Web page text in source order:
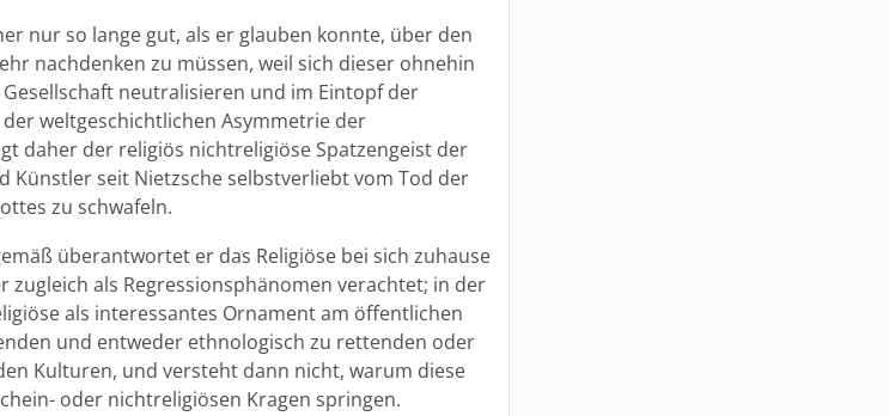
nur so lange gut, als er glauben konnte, über den
nachdenken zu müssen, weil sich dieser ohnehin
neutralisieren und im Eintopf der
weltgeschichtlichen Asymmetrie der
daher der religiös nichtreligiöse Spatzengeist der
Künstler seit Nietzsche selbstverliebt vom Tod der
zu schwafeln.
überantwortet er das Religiöse bei sich zuhause
zugleich als Regressionsphänomen verachtet; in der
als interessantes Ornament am öffentlichen
und entweder ethnologisch zu rettenden oder
Kulturen, und versteht dann nicht, warum diese
oder nichtreligiösen Kragen springen.